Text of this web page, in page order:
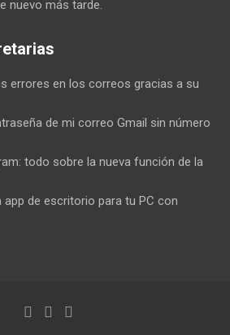
nuevo más tarde.
errores en los correos gracias a su
de mi correo Gmail sin número
todo sobre la nueva función de la
app de escritorio para tu PC con